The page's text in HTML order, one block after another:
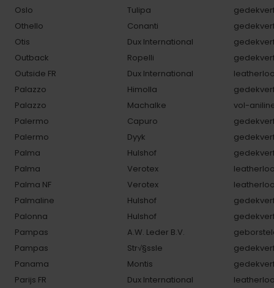
Oslo
Tulipa
Othello
Conanti
Otis
Dux International
Outback
Ropelli
Outside FR
Dux International
Palazzo
Himolla
Palazzo
Machalke
vol-
Palermo
Capuro
Palermo
Dyyk
Palma
Hulshof
Palma
Verotex
Palma NF
Verotex
Palmaline
Hulshof
Palonna
Hulshof
Pampas
A.W. Leder B.V.
Pampas
Str√§ssle
Panama
Montis
Parijs FR
Dux International